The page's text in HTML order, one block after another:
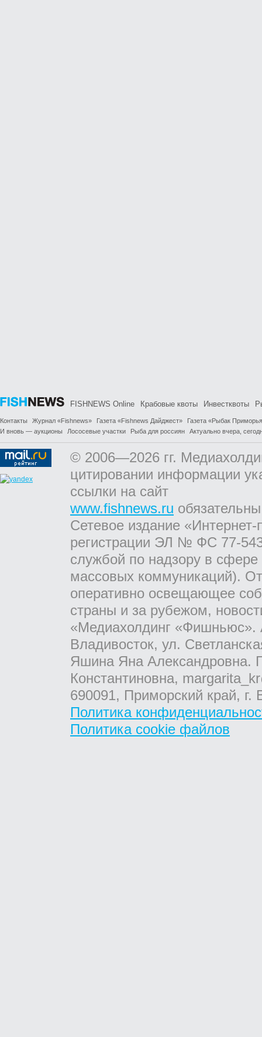
FISHNEWS Online Крабовые квоты Инвестквоты
Контакты Журнал «Fishnews» Газета «Fishnews Дайджест»
Газета «Рыбак
И вновь — аукционы
Лососевые участки Рыба для россиян Актуально вчера,
© 2006—2026 гг.
цитировании информации
ссылки на сайт
www.fishnews.ru
Сетевое издание
регистрации ЭЛ № ФС 77-
службой по надзору в
массовых коммуникаций).
оперативно освещающее
страны и за рубежом,
«Медиахолдинг «Фишньюс».
Владивосток, ул.
Яшина Яна Александровна.
Константиновна,
690091, Приморский край,
Политика
Политика cookie файлов